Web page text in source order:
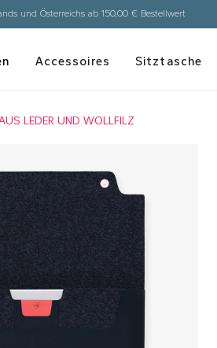
und Österreichs ab 150,00 € Bestellwert
Accessoires Sitztasche
LEDER UND WOLLFILZ